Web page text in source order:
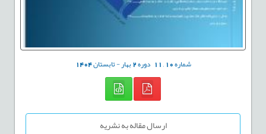
شماره10
,
11 دوره2بهار - تابستان1404
ارسال مقاله به نشریه